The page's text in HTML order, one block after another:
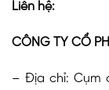
Liên hệ:
CÔNG TY CỔ
– Địa chỉ: Cụm